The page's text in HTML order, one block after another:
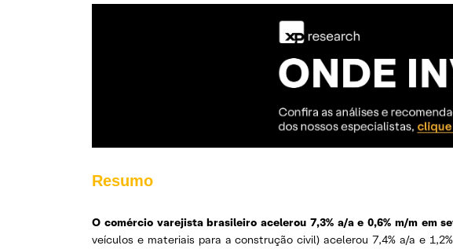
Resumo
O comércio varejista brasileiro acelerou 7,3% a/a e 0,6% m/m em
veículos e materiais para a construção civil) acelerou 7,4% a/a e